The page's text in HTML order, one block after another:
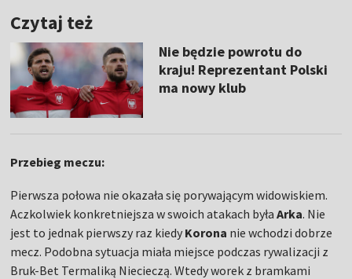
Czytaj też
Nie będzie powrotu do
kraju! Reprezentant Polski
ma nowy klub
Przebieg meczu:
Pierwsza połowa nie okazała się porywającym widowiskiem.
Aczkolwiek konkretniejsza w swoich atakach byłaArka. Nie
jest to jednak pierwszy raz kiedy Korona nie wchodzi dobrze
mecz. Podobna sytuacja miała miejsce podczas rywalizacji z
Bruk-Bet Termaliką Niecieczą. Wtedy worek z bramkami